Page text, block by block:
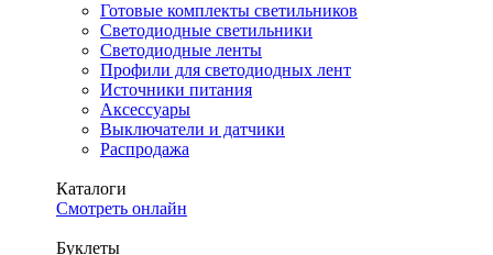
Готовые комплекты светильников
Светодиодные светильники
Светодиодные ленты
Профили для светодиодных лент
Источники питания
Аксессуары
Выключатели и датчики
Распродажа
Каталоги
Смотреть онлайн
Буклеты